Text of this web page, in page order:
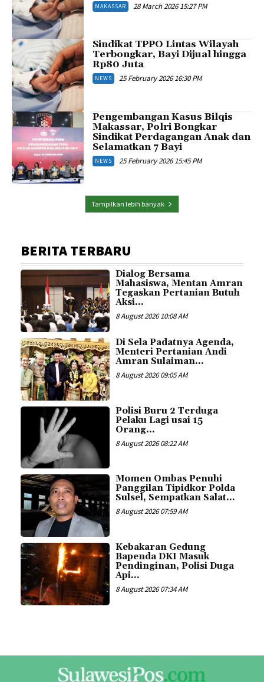
MAKASSAR 28 March 2026 15:27 PM
Sindikat TPPO Lintas Wilayah
Terbongkar, Bayi Dijual hingga
Rp80 Juta
NEWS 25 February 2026 16:30 PM
Pengembangan Kasus Bilqis
Makassar, Polri Bongkar
Sindikat Perdagangan Anak dan
Selamatkan 7 Bayi
NEWS 25 February 2026 15:45 PM
Tampilkan lebih banyak
BERITA TERBARU
Dialog Bersama
Mahasiswa, Mentan Amran
Tegaskan Pertanian Butuh
Aksi...
8 August 2026 10:08 AM
Di Sela Padatnya Agenda,
Menteri Pertanian Andi
Amran Sulaiman...
8 August 2026 09:05 AM
Polisi Buru 2 Terduga
Pelaku Lagi usai 15
Orang...
8 August 2026 08:22 AM
Momen Ombas Penuhi
Panggilan Tipidkor Polda
Sulsel, Sempatkan Salat...
8 August 2026 07:59 AM
Kebakaran Gedung
Bapenda DKI Masuk
Pendinginan, Polisi Duga
Api...
8 August 2026 07:34 AM